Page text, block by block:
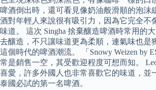
啤酒倒出時，還可看見像奶油般滑順的泡沫
酒對年輕人來說很有吸引力，因為它完全不
味道。 這次 Singha 捨棄釀造啤酒時常用的
去釀造，不只讓味道更為柔順，連氣味也是
這個時代的啤酒潮流。 「Snowy Weizen by
常是銷售一空，其受歡迎程度可想而知。
喜愛，許多外國人也非常喜歡它的味道，並
泰國必試的第一名啤酒。